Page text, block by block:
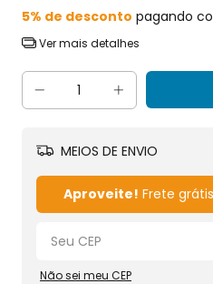
5% de desconto pagando
Ver mais detalhes
MEIOS DE ENVIO
Aproveite! Frete
Não sei meu CEP